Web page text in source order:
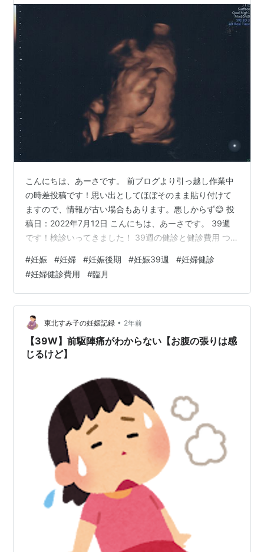
こんにちは、あーさです。 前ブログより引っ越し作業中
の時差投稿です！思い出としてほぼそのまま貼り付けて
ますので、情報が古い場合もあります。悪しからず😊 投
稿日：2022年7月12日 こんにちは、あーさです。 39週
です！検診いってきました！ 39週の健診と健診費用 つ
なりましたが相変わらず子宮口は1cmほど。赤ちゃんも
そんなに降りてきてはない模様。出る気ないのだろう
か…👶 体重は2800gほどでど真ん中標準で今まで来てま
したが少しだけスリムちゃんに仲間入りしました✨ご尊
顔は今日は手で隠してました✋ 私週数の更新が日曜日な
んですが39週の最…
#妊娠 #妊婦 #妊娠後期 #妊娠39週 #妊婦健診
#妊婦健診費用 #臨月
東北すみ子の妊娠記録 • 2年前
【39W】前駆陣痛がわからない【お腹の張りは感
じるけど】